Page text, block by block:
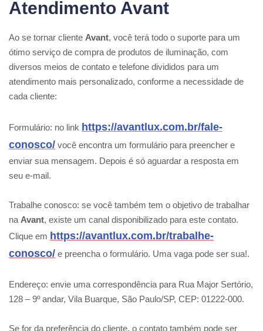
Atendimento Avant
Ao se tornar cliente Avant, você terá todo o suporte para um
ótimo serviço de compra de produtos de iluminação, com
diversos meios de contato e telefone divididos para um
atendimento mais personalizado, conforme a necessidade de
cada cliente:
Formulário: no link https://avantlux.com.br/fale-
conosco/ você encontra um formulário para preencher e
enviar sua mensagem. Depois é só aguardar a resposta em
seu e-mail.
Trabalhe conosco: se você também tem o objetivo de trabalhar
na Avant, existe um canal disponibilizado para este contato.
Clique em https://avantlux.com.br/trabalhe-
conosco/ e preencha o formulário. Uma vaga pode ser sua!.
Endereço: envie uma correspondência para Rua Major Sertório,
128 – 9º andar, Vila Buarque, São Paulo/SP, CEP: 01222-000.
Se for da preferência do cliente, o contato também pode ser